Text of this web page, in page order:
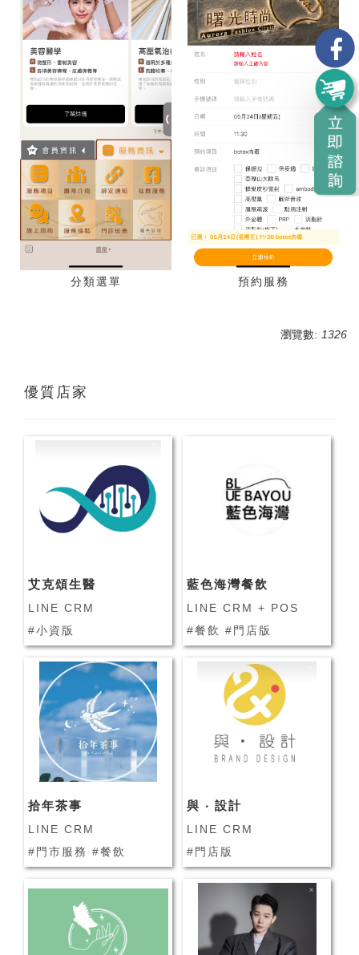
分類選單 預約服務
瀏覽數: 1326
優質店家
艾克頌生醫
LINE CRM
#小資版
藍色海灣餐飲
LINE CRM + POS
#餐飲 #門店版
拾年茶事
LINE CRM
#門市服務 #餐飲
與 ‧ 設計
LINE CRM
#門店版